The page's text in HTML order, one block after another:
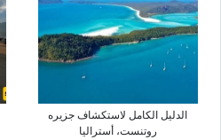
الدلیل الکامل لاستکشاف جزیره
روتنست، أسترالیا